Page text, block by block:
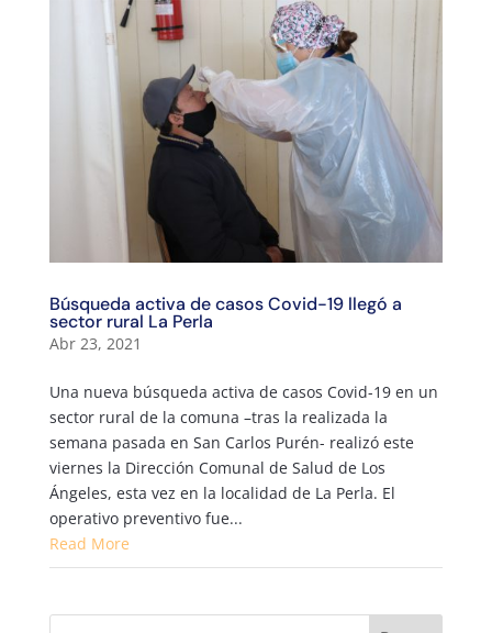
Búsqueda activa de casos Covid-19 llegó a
sector rural La Perla
Abr 23, 2021
Una nueva búsqueda activa de casos Covid-19 en un
sector rural de la comuna –tras la realizada la
semana pasada en San Carlos Purén- realizó este
viernes la Dirección Comunal de Salud de Los
Ángeles, esta vez en la localidad de La Perla. El
operativo preventivo fue...
Read More